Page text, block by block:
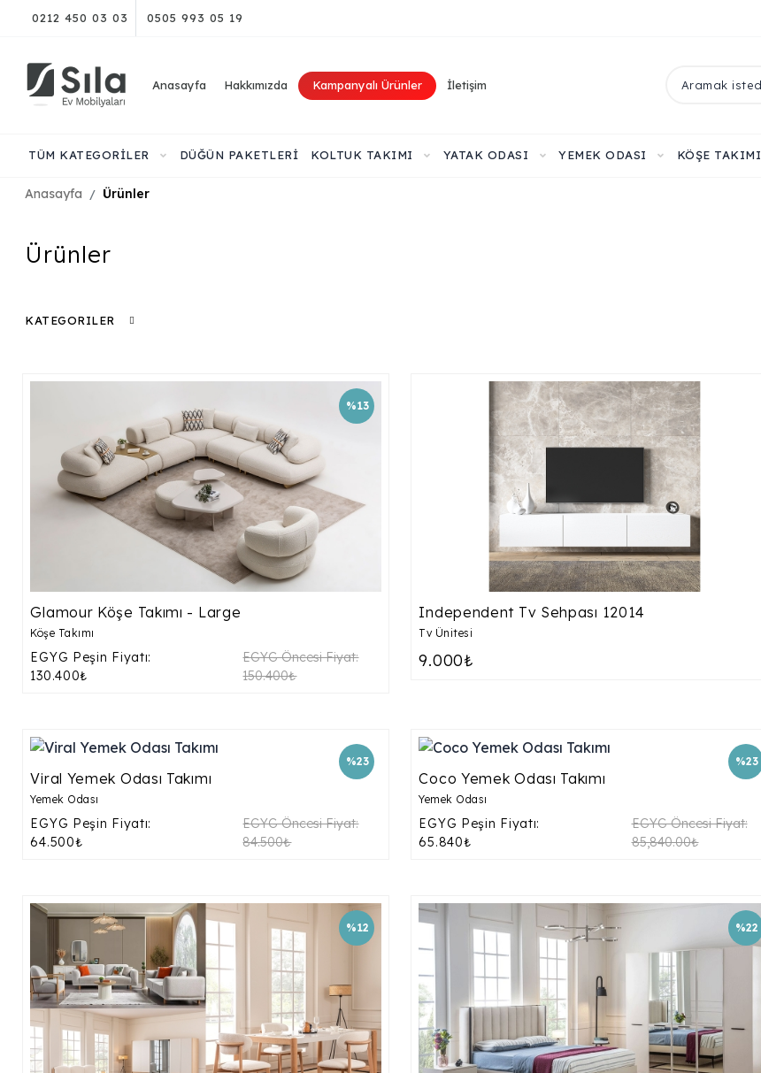
0212 450 03 03 0505 993 05 19
Anasayfa Hakkımızda Kampanyalı Ürünler İletişim
TÜM KATEGORİLER DÜĞÜN PAKETLERİ KOLTUK TAKIMI YATAK ODASI YEMEK ODASI KÖŞE TAKIMI
Anasayfa Ürünler
Ürünler
KATEGORILER
Glamour Köşe Takımı - Large
Köşe Takımı
EGYG Peşin Fiyatı:
130.400₺
EGYG Öncesi Fiyat:
150.400₺
%13
Independent Tv Sehpası 12014
Tv Ünitesi
9.000₺
Viral Yemek Odası Takımı
Yemek Odası
EGYG Peşin Fiyatı:
64.500₺
EGYG Öncesi Fiyat:
84.500₺
%23
Coco Yemek Odası Takımı
Yemek Odası
EGYG Peşin Fiyatı:
65.840₺
EGYG Öncesi Fiyat:
85,840.00₺
%23
%12 %22